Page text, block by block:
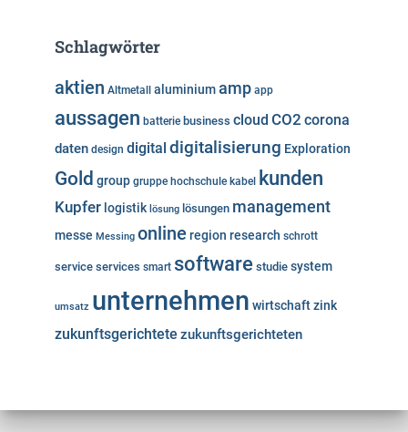
Schlagwörter
aktien Altmetall aluminiumamp app
aussagen batterie business cloud CO2 corona
daten design digital digitalisierung Exploration
Gold group gruppe hochschule kabel kunden
Kupfer logistik lösung lösungen management
messe Messing online region research schrott
service services smart software studie system
umsatz unternehmen wirtschaftzink
zukunftsgerichtete zukunftsgerichteten